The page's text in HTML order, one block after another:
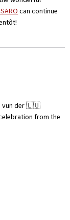
can continue
vun der 🇱🇺
from the